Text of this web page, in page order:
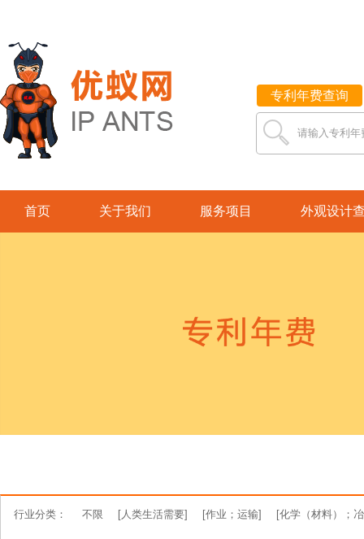
专利年费查询
请输入专利
首页 关于我们 服务项目 外观设计
行业分类： 不限 [人类生活需要] [作业；运输] [化学（材料）；